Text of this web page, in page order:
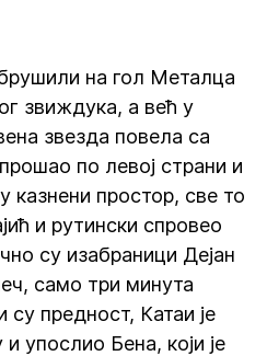
на гол Металца
звиждука, а већ у
звезда повела са
по левој страни и
казнени простор, све то
и рутински спровео
су изабраници Дејан
само три минута
су предност, Катаи је
упослио Бена, који је